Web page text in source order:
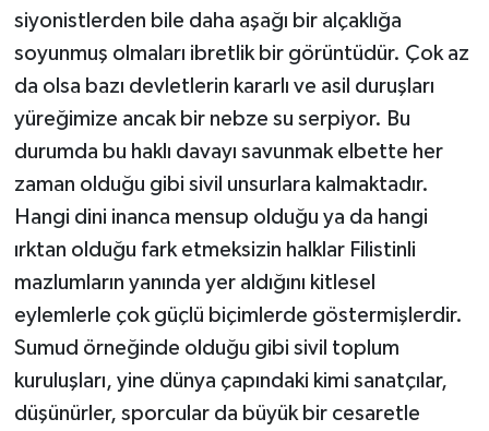
siyonistlerden bile daha aşağı bir alçaklığa
soyunmuş olmaları ibretlik bir görüntüdür. Çok az
da olsa bazı devletlerin kararlı ve asil duruşları
yüreğimize ancak bir nebze su serpiyor. Bu
durumda bu haklı davayı savunmak elbette her
zaman olduğu gibi sivil unsurlara kalmaktadır.
Hangi dini inanca mensup olduğu ya da hangi
ırktan olduğu fark etmeksizin halklar Filistinli
mazlumların yanında yer aldığını kitlesel
eylemlerle çok güçlü biçimlerde göstermişlerdir.
Sumud örneğinde olduğu gibi sivil toplum
kuruluşları, yine dünya çapındaki kimi sanatçılar,
düşünürler, sporcular da büyük bir cesaretle